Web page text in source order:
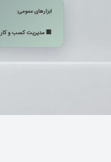
ابزارهای عمومی:
🏢 مدیریت کسب و کار